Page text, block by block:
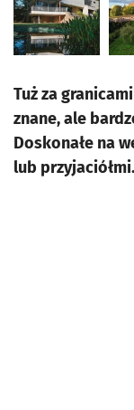
Tuż za
znane, ale
Doskonałe na
lub przyjaciółmi.